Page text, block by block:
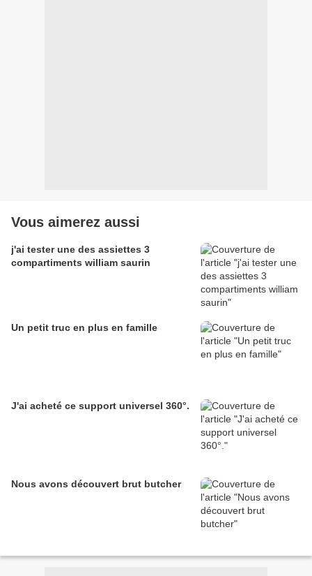
Vous aimerez aussi
j'ai tester une des assiettes 3
compartiments william saurin
Un petit truc en plus en famille
J'ai acheté ce support universel 360°.
Nous avons découvert brut butcher